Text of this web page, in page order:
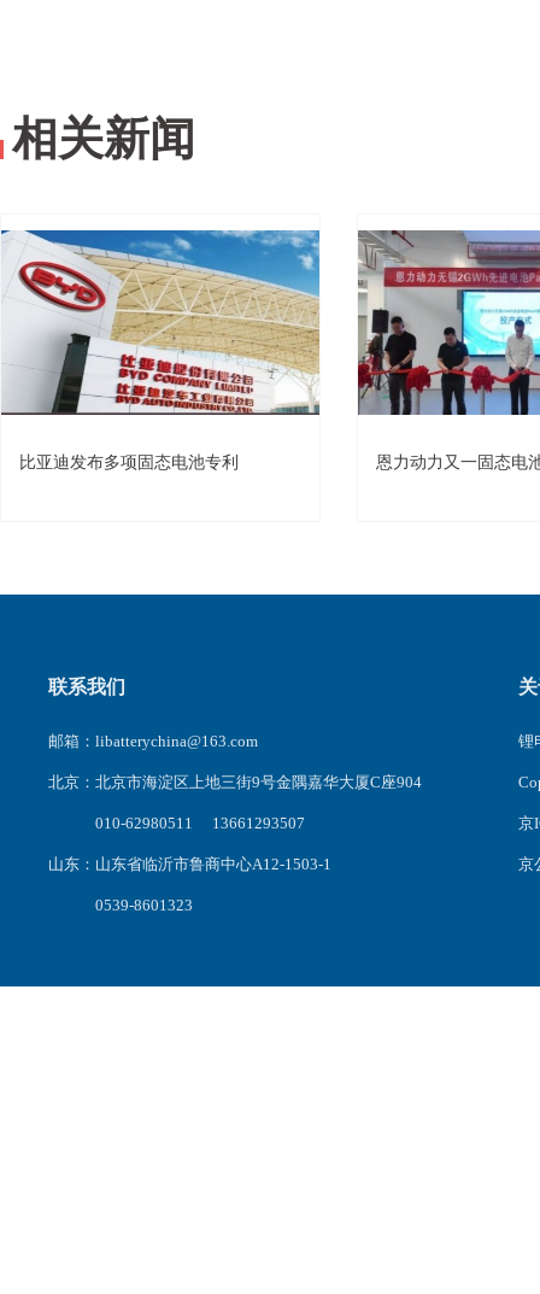
相关新闻
比亚迪发布多项固态电池专利 恩力动力又一固态电
联系我们
邮箱：libatterychina@163.com
北京：北京市海淀区上地三街9号金隅嘉华大厦C座904
010-62980511 13661293507
山东：山东省临沂市鲁商中心A12-1503-1
0539-8601323
锂
京
京